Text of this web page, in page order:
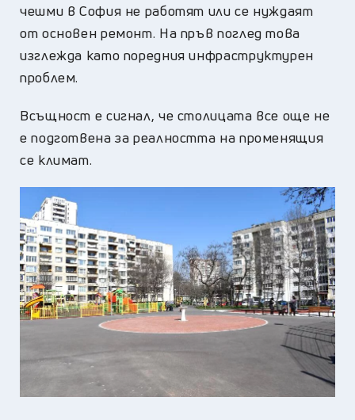
чешми в София не работят или се нуждаят
от основен ремонт. На пръв поглед това
изглежда като поредния инфраструктурен
проблем.
Всъщност е сигнал, че столицата все още не
е подготвена за реалността на променящия
се климат.